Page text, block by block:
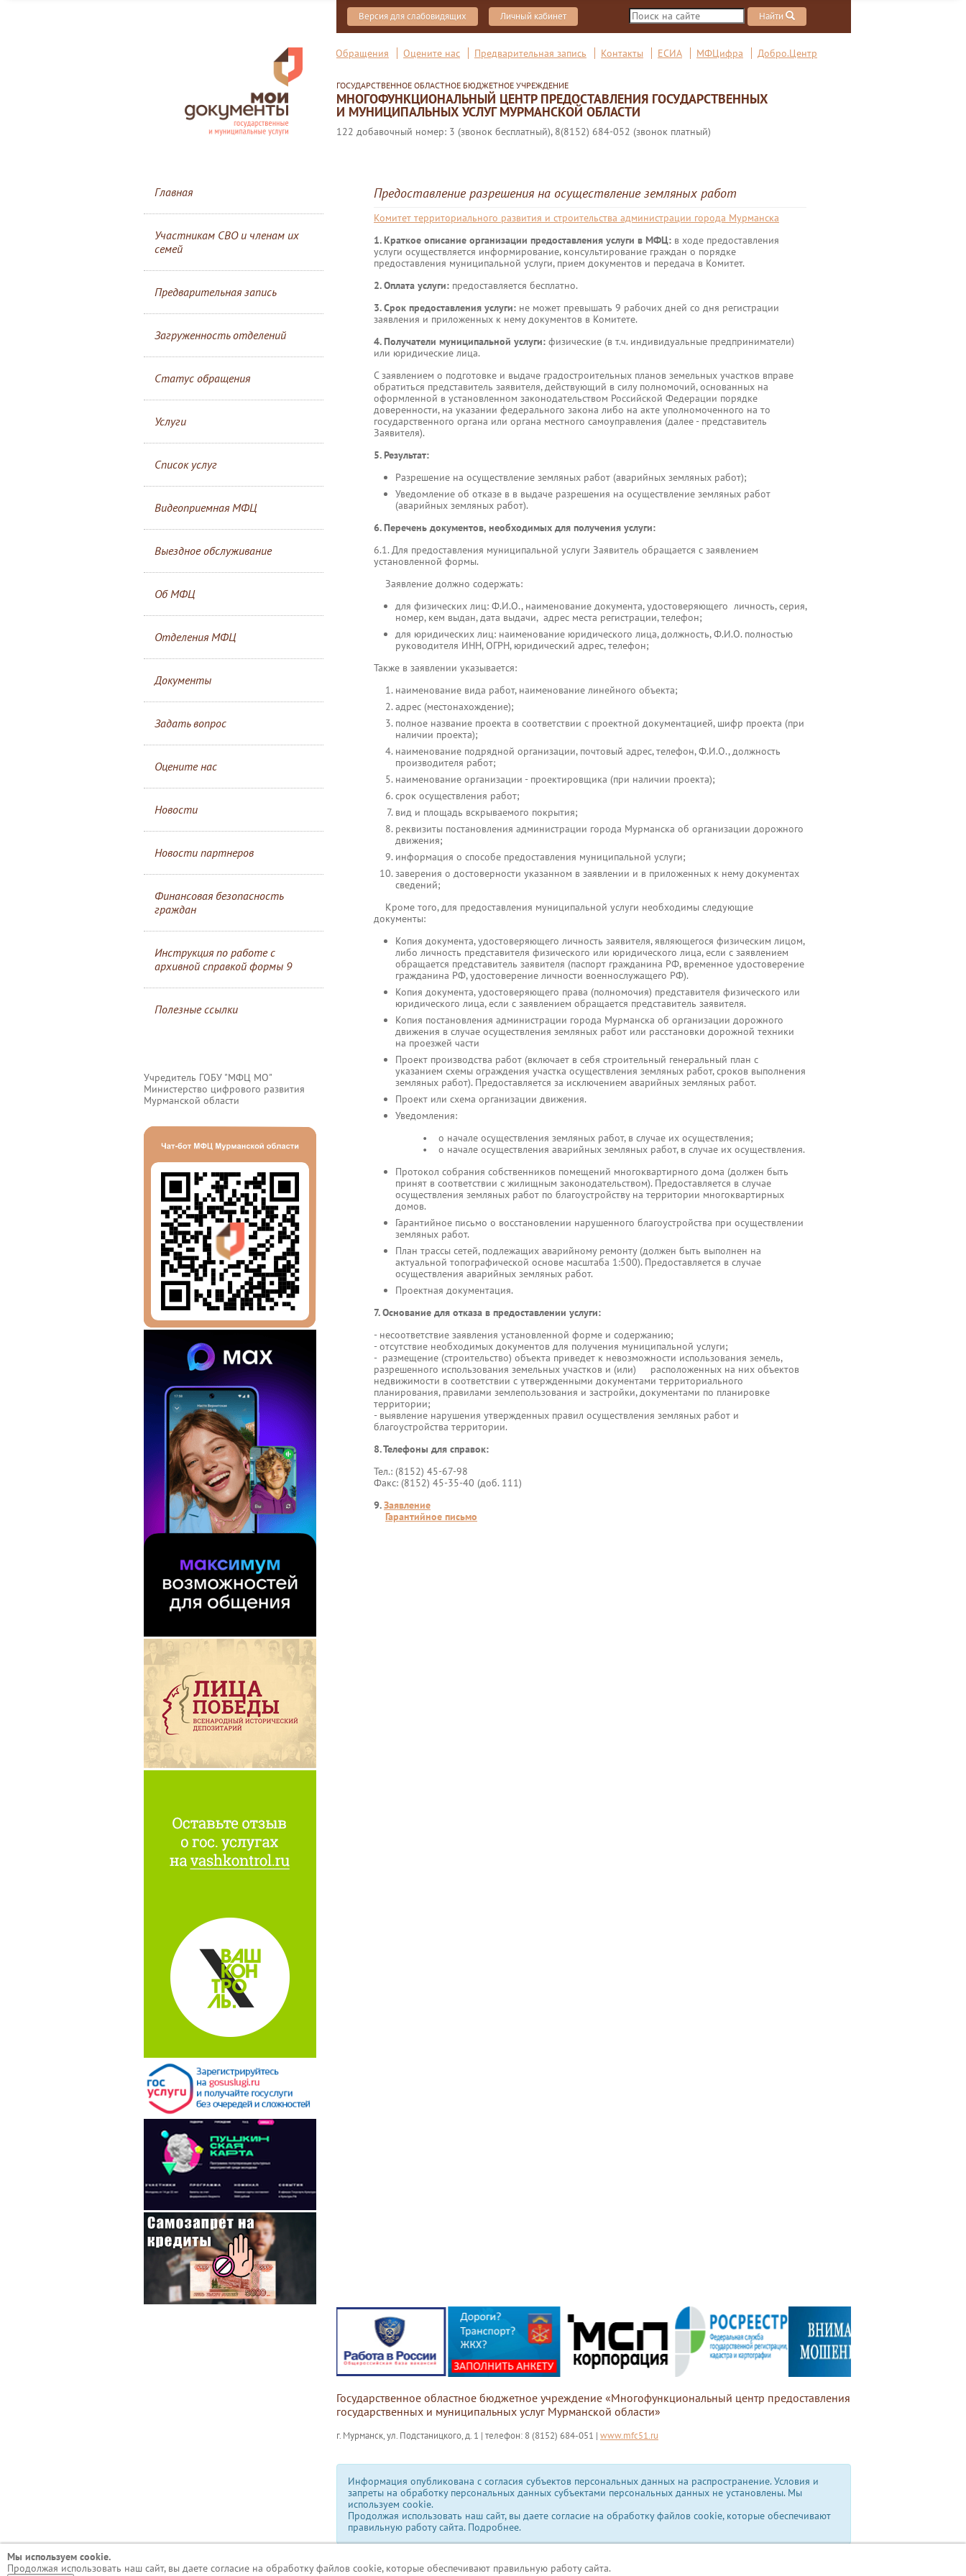
Версия для слабовидящих Личный кабинет Найти
Обращения Оцените нас Предварительная запись Контакты ЕСИА МФЦифра Добро.Центр
ГОСУДАРСТВЕННОЕ ОБЛАСТНОЕ БЮДЖЕТНОЕ УЧРЕЖДЕНИЕ
МНОГОФУНКЦИОНАЛЬНЫЙ ЦЕНТР ПРЕДОСТАВЛЕНИЯ ГОСУДАРСТВЕННЫХ
И МУНИЦИПАЛЬНЫХ УСЛУГ МУРМАНСКОЙ ОБЛАСТИ
122 добавочный номер: 3 (звонок бесплатный), 8(8152) 684-052 (звонок платный)
Главная
Участникам СВО и членам их
семей
Предварительная запись
Загруженность отделений
Статус обращения
Услуги
Список услуг
Видеоприемная МФЦ
Выездное обслуживание
Об МФЦ
Отделения МФЦ
Документы
Задать вопрос
Оцените нас
Новости
Новости партнеров
Финансовая безопасность
граждан
Инструкция по работе с
архивной справкой формы 9
Полезные ссылки
Учредитель ГОБУ "МФЦ МО"
Министерство цифрового развития
Мурманской области
Предоставление разрешения на осуществление земляных работ
Комитет территориального развития и строительства администрации города Мурманска
1. Краткое описание организации предоставления услуги в МФЦ: в ходе предоставления
услуги осуществляется информирование, консультирование граждан о порядке
предоставления муниципальной услуги, прием документов и передача в Комитет.
2. Оплата услуги: предоставляется бесплатно.
3. Срок предоставления услуги: не может превышать 9 рабочих дней со дня регистрации
заявления и приложенных к нему документов в Комитете.
4. Получатели муниципальной услуги: физические (в т.ч. индивидуальные предприниматели)
или юридические лица.
С заявлением о подготовке и выдаче градостроительных планов земельных участков вправе
обратиться представитель заявителя, действующий в силу полномочий, основанных на
оформленной в установленном законодательством Российской Федерации порядке
доверенности, на указании федерального закона либо на акте уполномоченного на то
государственного органа или органа местного самоуправления (далее - представитель
Заявителя).
5. Результат:
Разрешение на осуществление земляных работ (аварийных земляных работ);
Уведомление об отказе в в выдаче разрешения на осуществление земляных работ
(аварийных земляных работ).
6. Перечень документов, необходимых для получения услуги:
6.1. Для предоставления муниципальной услуги Заявитель обращается с заявлением
установленной формы.
Заявление должно содержать:
для физических лиц: Ф.И.О., наименование документа, удостоверяющего личность, серия,
номер, кем выдан, дата выдачи, адрес места регистрации, телефон;
для юридических лиц: наименование юридического лица, должность, Ф.И.О. полностью
руководителя ИНН, ОГРН, юридический адрес, телефон;
Также в заявлении указывается:
наименование вида работ, наименование линейного объекта;
адрес (местонахождение);
полное название проекта в соответствии с проектной документацией, шифр проекта (при
наличии проекта);
наименование подрядной организации, почтовый адрес, телефон, Ф.И.О., должность
производителя работ;
наименование организации - проектировщика (при наличии проекта);
срок осуществления работ;
вид и площадь вскрываемого покрытия;
реквизиты постановления администрации города Мурманска об организации дорожного
движения;
информация о способе предоставления муниципальной услуги;
заверения о достоверности указанном в заявлении и в приложенных к нему документах
сведений;
Кроме того, для предоставления муниципальной услуги необходимы следующие
документы:
Копия документа, удостоверяющего личность заявителя, являющегося физическим лицом,
либо личность представителя физического или юридического лица, если с заявлением
обращается представитель заявителя (паспорт гражданина РФ, временное удостоверение
гражданина РФ, удостоверение личности военнослужащего РФ).
Копия документа, удостоверяющего права (полномочия) представителя физического или
юридического лица, если с заявлением обращается представитель заявителя.
Копия постановления администрации города Мурманска об организации дорожного
движения в случае осуществления земляных работ или расстановки дорожной техники
на проезжей части
Проект производства работ (включает в себя строительный генеральный план с
указанием схемы ограждения участка осуществления земляных работ, сроков выполнения
земляных работ). Предоставляется за исключением аварийных земляных работ.
Проект или схема организации движения.
Уведомления:
• о начале осуществления земляных работ, в случае их осуществления;
• о начале осуществления аварийных земляных работ, в случае их осуществления.
Протокол собрания собственников помещений многоквартирного дома (должен быть
принят в соответствии с жилищным законодательством). Предоставляется в случае
осуществления земляных работ по благоустройству на территории многоквартирных
домов.
Гарантийное письмо о восстановлении нарушенного благоустройства при осуществлении
земляных работ.
План трассы сетей, подлежащих аварийному ремонту (должен быть выполнен на
актуальной топографической основе масштаба 1:500). Предоставляется в случае
осуществления аварийных земляных работ.
Проектная документация.
7. Основание для отказа в предоставлении услуги:
- несоответствие заявления установленной форме и содержанию;
- отсутствие необходимых документов для получения муниципальной услуги;
- размещение (строительство) объекта приведет к невозможности использования земель,
разрешенного использования земельных участков и (или) расположенных на них объектов
недвижимости в соответствии с утвержденными документами территориального
планирования, правилами землепользования и застройки, документами по планировке
территории;
- выявление нарушения утвержденных правил осуществления земляных работ и
благоустройства территории.
8. Телефоны для справок:
Тел.: (8152) 45-67-98
Факс: (8152) 45-35-40 (доб. 111)
9.Заявление
Гарантийное письмо
Государственное областное бюджетное учреждение «Многофункциональный центр предоставления
государственных и муниципальных услуг Мурманской области»
г. Мурманск, ул. Подстаницкого, д. 1 | телефон: 8 (8152) 684-051 | www.mfc51.ru
Информация опубликована с согласия субъектов персональных данных на распространение. Условия и
запреты на обработку персональных данных субъектами персональных данных не установлены. Мы
используем сookie.
Продолжая использовать наш сайт, вы даете согласие на обработку файлов cookie, которые обеспечивают
правильную работу сайта. Подробнее.
Мы используем сookie.
Продолжая использовать наш сайт, вы даете согласие на обработку файлов cookie, которые обеспечивают правильную работу сайта.